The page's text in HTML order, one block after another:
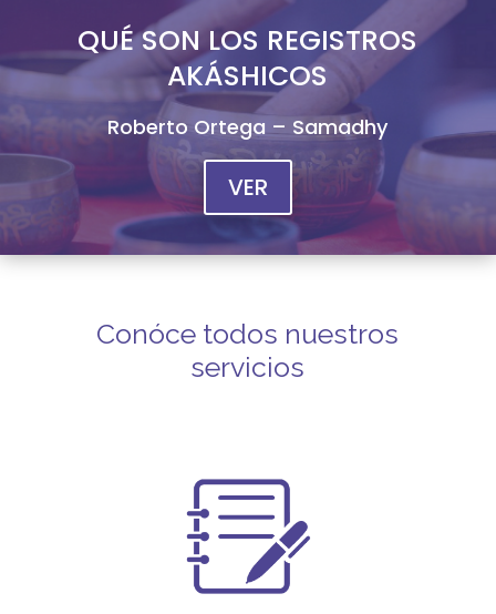
QUÉ SON LOS REGISTROS
AKÁSHICOS
Roberto Ortega – Samadhy
VER
Conóce todos nuestros
servicios